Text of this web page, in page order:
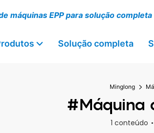
máquinas EPP para solução
Solução completa
Minglong
#Máquina
1 conteúdo